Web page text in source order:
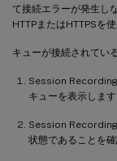
て接続エラーが発生し
HTTPまたはHTTPSを
キューが接続されてい
Session Recording
キューを表示します
Session Recording
状態であることを確